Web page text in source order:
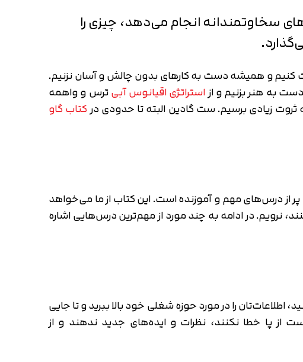
سخاوتمندانه انجام می‌دهد، چیزی را
کنیم و همیشه دست به کارهای بدون چالش و آسان نزنیم.
به هنر بزنیم و ازاستراتژی اقیانوس آبیترس و واهمه
زیادی برسیم. ست گادین البته تا حدودی درکتاب گاو
از درس‌های مهم و آموزنده است. این کتاب از ما می‌خواهد
نرویم. در ادامه به چند مورد از مهم‌ترین درس‌هایی اشاره
را در مورد حوزه شغلی خود بالا ببرید و تا جایی
پا خطا نکنند، نظرات و ایده‌های جدید ندهند و از